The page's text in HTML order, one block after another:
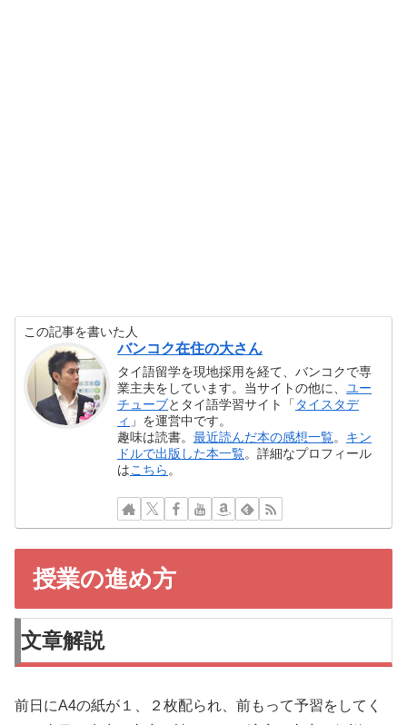
この記事を書いた人
バンコク在住の大さん
タイ語留学を現地採用を経て、バンコクで専
業主夫をしています。当サイトの他に、ユー
チューブとタイ語学習サイト「 タイスタデ
ィ 」を運営中です。
趣味は読書。最近読んだ本の感想一覧。 キン
ドルで出版した本一覧。詳細なプロフィール
はこちら。
授業の進め方
文章解説
前日にA4の紙が１、２枚配られ、前もって予習をしてく